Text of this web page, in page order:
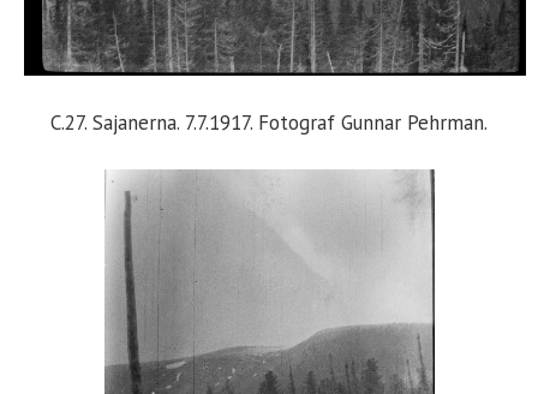
C.27. Sajanerna. 7.7.1917. Fotograf Gunnar Pehrman.